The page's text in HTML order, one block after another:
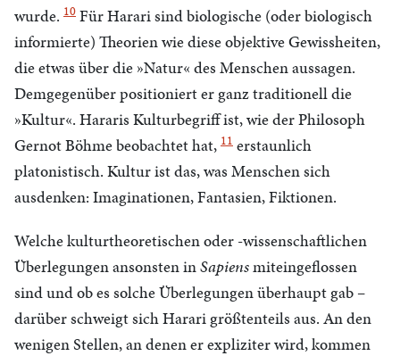
wurde. 10 Für Harari sind biologische (oder biologisch
informierte) Theorien wie diese objektive Gewissheiten,
die etwas über die »Natur« des Menschen aussagen.
Demgegenüber positioniert er ganz traditionell die
»Kultur«. Hararis Kulturbegriff ist, wie der Philosoph
Gernot Böhme beobachtet hat, 11 erstaunlich
platonistisch. Kultur ist das, was Menschen sich
ausdenken: Imaginationen, Fantasien, Fiktionen.
Welche kulturtheoretischen oder -wissenschaftlichen
Überlegungen ansonsten inSapiensmiteingeflossen
sind und ob es solche Überlegungen überhaupt gab –
darüber schweigt sich Harari größtenteils aus. An den
wenigen Stellen, an denen er expliziter wird, kommen